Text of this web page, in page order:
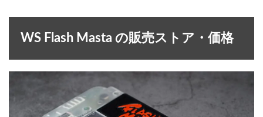
WS Flash Masta の販売ストア・価格